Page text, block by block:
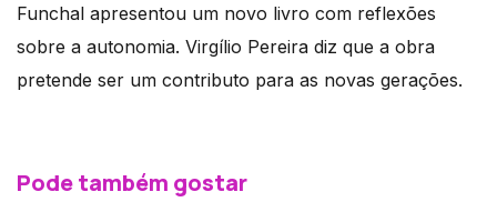
Funchal apresentou um novo livro com reflexões
sobre a autonomia. Virgílio Pereira diz que a obra
pretende ser um contributo para as novas gerações.
Pode também gostar